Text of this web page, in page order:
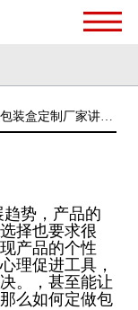
装盒定制厂家讲
势，产品的
择也要求很
产品的个性
理促进工具，
。，甚至能让
么如何定做包